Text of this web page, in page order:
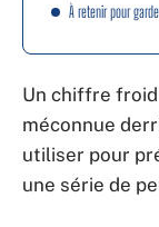
À retenir pour
Un chiffre
méconnue
utiliser pour
une série de